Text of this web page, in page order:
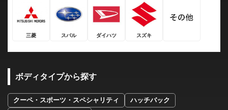
三菱 スバル ダイハツ スズキ
ボディタイプから探す
クーペ・スポーツ・スペシャリティ
ハッチバック